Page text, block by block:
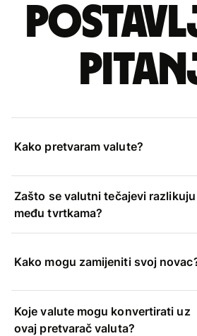
Kako pretvaram valute?
Zašto se valutni tečajevi razlikuju
među tvrtkama?
Kako mogu zamijeniti svoj
Koje valute mogu konvertirati uz
ovaj pretvarač valuta?